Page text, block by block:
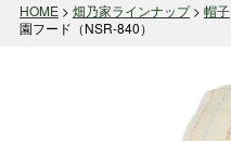
HOME 畑乃家ラインナップ 帽子
園フード（NSR-840）